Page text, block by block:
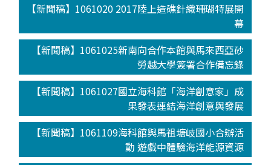
【新聞稿】1061020 2017陸上造礁針織珊瑚特展開
幕
【新聞稿】1061025新南向合作本館與馬來西亞砂
勞越大學簽署合作備忘錄
【新聞稿】1061027國立海科館「海洋創意家」成
果發表連結海洋創意與發展
【新聞稿】1061109海科館與馬祖塘岐國小合辦活
動 遊戲中體驗海洋能源資源